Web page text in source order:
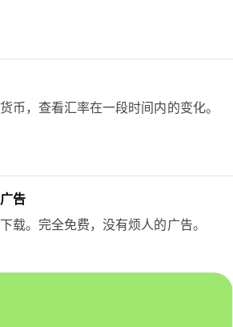
币，查看汇率在一段时间内的变化。
告
载。完全免费，没有烦人的广告。